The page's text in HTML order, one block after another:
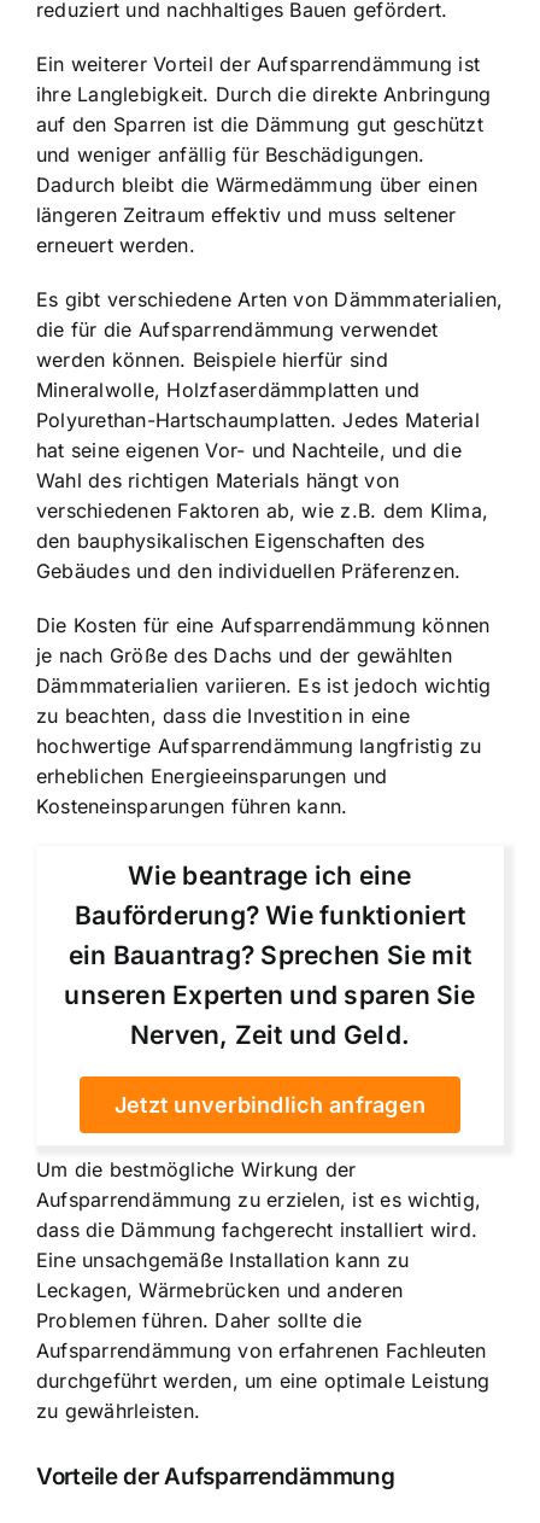
reduziert und nachhaltiges Bauen gefördert.
Ein weiterer Vorteil der Aufsparrendämmung ist
ihre Langlebigkeit. Durch die direkte Anbringung
auf den Sparren ist die Dämmung gut geschützt
und weniger anfällig für Beschädigungen.
Dadurch bleibt die Wärmedämmung über einen
längeren Zeitraum effektiv und muss seltener
erneuert werden.
Es gibt verschiedene Arten von Dämmmaterialien,
die für die Aufsparrendämmung verwendet
werden können. Beispiele hierfür sind
Mineralwolle, Holzfaserdämmplatten und
Polyurethan-Hartschaumplatten. Jedes Material
hat seine eigenen Vor- und Nachteile, und die
Wahl des richtigen Materials hängt von
verschiedenen Faktoren ab, wie z.B. dem Klima,
den bauphysikalischen Eigenschaften des
Gebäudes und den individuellen Präferenzen.
Die Kosten für eine Aufsparrendämmung können
je nach Größe des Dachs und der gewählten
Dämmmaterialien variieren. Es ist jedoch wichtig
zu beachten, dass die Investition in eine
hochwertige Aufsparrendämmung langfristig zu
erheblichen Energieeinsparungen und
Kosteneinsparungen führen kann.
Wie beantrage ich eine
Bauförderung? Wie funktioniert
ein Bauantrag? Sprechen Sie mit
unseren Experten und sparen Sie
Nerven, Zeit und Geld.
Jetzt unverbindlich anfragen
Um die bestmögliche Wirkung der
Aufsparrendämmung zu erzielen, ist es wichtig,
dass die Dämmung fachgerecht installiert wird.
Eine unsachgemäße Installation kann zu
Leckagen, Wärmebrücken und anderen
Problemen führen. Daher sollte die
Aufsparrendämmung von erfahrenen Fachleuten
durchgeführt werden, um eine optimale Leistung
zu gewährleisten.
Vorteile der Aufsparrendämmung